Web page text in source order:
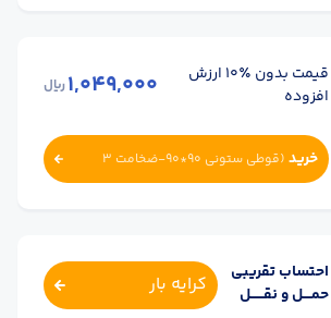
قیمت بدون ٪۱۰ ارزش
افزوده
1,049,000ریال
خرید (
قوطی ستونی 90*90-ضخامت 3
میل(ورق اهوازی))
احتساب تقریبی
حمــــل و نقــــــل
کرایه بار